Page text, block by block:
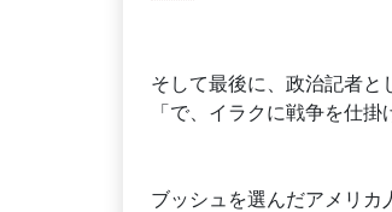
そして最後に、政治記者と
「で、イラクに戦争を仕掛
ブッシュを選んだアメリカ